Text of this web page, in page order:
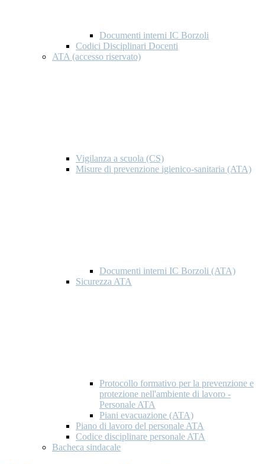
Documenti interni IC Borzoli
Codici Disciplinari Docenti
ATA (accesso riservato)
Vigilanza a scuola (CS)
Misure di prevenzione igienico-sanitaria (ATA)
Documenti interni IC Borzoli (ATA)
Sicurezza ATA
Protocollo formativo per la prevenzione e
protezione nell'ambiente di lavoro -
Personale ATA
Piani evacuazione (ATA)
Piano di lavoro del personale ATA
Codice disciplinare personale ATA
Bacheca sindacale